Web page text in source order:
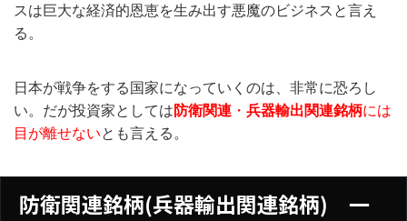
スは巨大な経済的恩恵を生み出す悪魔のビジネスと言え
る。
日本が戦争をする国家になっていくのは、非常に恐ろし
い。だが投資家としては防衛関連 ・ 兵器輸出関連銘柄には
目が離せないとも言える。
防衛関連銘柄(兵器輸出関連銘柄) 一